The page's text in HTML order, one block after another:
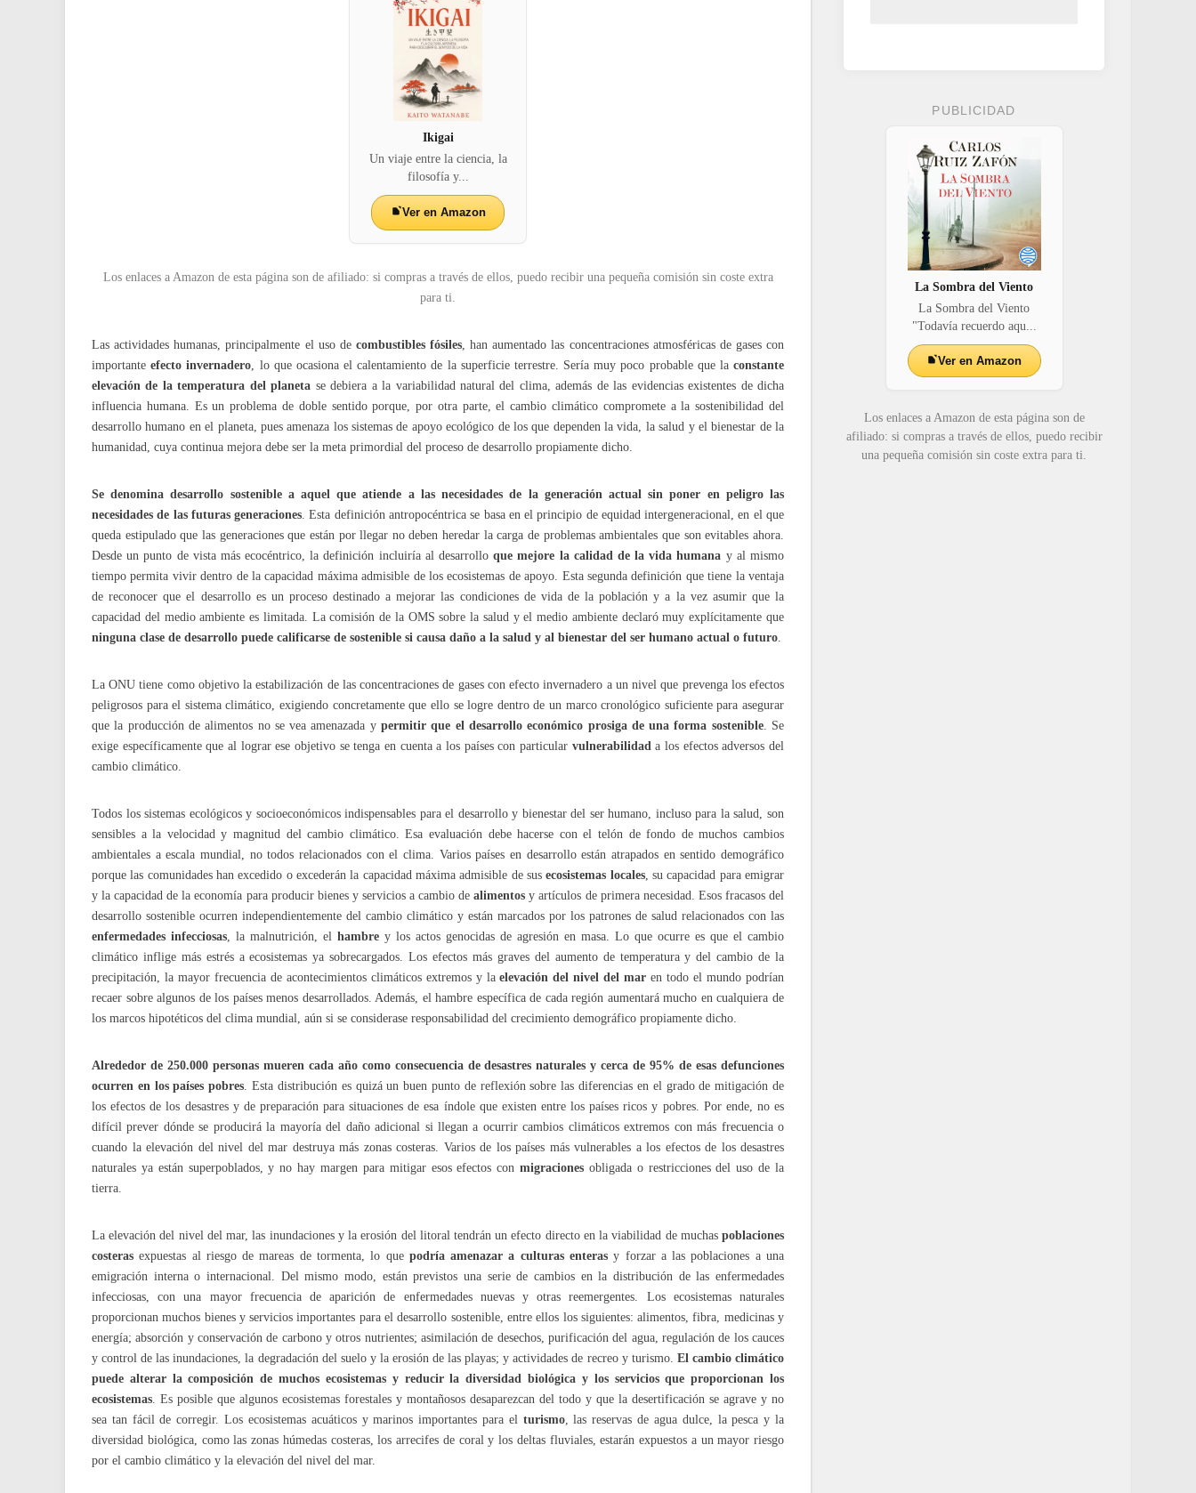
Ikigai
Un viaje entre la ciencia, la
filosofía y...
Ver en Amazon
Los enlaces a Amazon de esta página son de afiliado: si compras a través de ellos, puedo recibir una pequeña comisión sin coste extra
para ti.
Las actividades humanas, principalmente el uso de combustibles fósiles, han aumentado las concentraciones atmosféricas de gases con
importanteefecto invernadero, lo que ocasiona el calentamiento de la superficie terrestre. Sería muy poco probable que laconstante
elevación de la temperatura del planeta se debiera a la variabilidad natural del clima, además de las evidencias existentes de dicha
influencia humana. Es un problema de doble sentido porque, por otra parte, el cambio climático compromete a la sostenibilidad del
desarrollo humano en el planeta, pues amenaza los sistemas de apoyo ecológico de los que dependen la vida, la salud y el bienestar de la
humanidad, cuya continua mejora debe ser la meta primordial del proceso de desarrollo propiamente dicho.
Se denomina desarrollo sostenible a aquel que atiende a las necesidades de la generación actual sin poner en peligro las
necesidades de las futuras generaciones. Esta definición antropocéntrica se basa en el principio de equidad intergeneracional, en el que
queda estipulado que las generaciones que están por llegar no deben heredar la carga de problemas ambientales que son evitables ahora.
Desde un punto de vista más ecocéntrico, la definición incluiría al desarrolloque mejore la calidad de la vida humana y al mismo
tiempo permita vivir dentro de la capacidad máxima admisible de los ecosistemas de apoyo. Esta segunda definición que tiene la ventaja
de reconocer que el desarrollo es un proceso destinado a mejorar las condiciones de vida de la población y a la vez asumir que la
capacidad del medio ambiente es limitada. La comisión de la OMS sobre la salud y el medio ambiente declaró muy explícitamente que
ninguna clase de desarrollo puede calificarse de sostenible si causa daño a la salud y al bienestar del ser humano actual o futuro.
La ONU tiene como objetivo la estabilización de las concentraciones de gases con efecto invernadero a un nivel que prevenga los efectos
peligrosos para el sistema climático, exigiendo concretamente que ello se logre dentro de un marco cronológico suficiente para asegurar
que la producción de alimentos no se vea amenazada y permitir que el desarrollo económico prosiga de una forma sostenible. Se
exige específicamente que al lograr ese objetivo se tenga en cuenta a los países con particular vulnerabilidada los efectos adversos del
cambio climático.
Todos los sistemas ecológicos y socioeconómicos indispensables para el desarrollo y bienestar del ser humano, incluso para la salud, son
sensibles a la velocidad y magnitud del cambio climático. Esa evaluación debe hacerse con el telón de fondo de muchos cambios
ambientales a escala mundial, no todos relacionados con el clima. Varios países en desarrollo están atrapados en sentido demográfico
porque las comunidades han excedido o excederán la capacidad máxima admisible de susecosistemas locales, su capacidad para emigrar
y la capacidad de la economía para producir bienes y servicios a cambio dealimentos y artículos de primera necesidad. Esos fracasos del
desarrollo sostenible ocurren independientemente del cambio climático y están marcados por los patrones de salud relacionados con las
enfermedades infecciosas, la malnutrición, el hambre y los actos genocidas de agresión en masa. Lo que ocurre es que el cambio
climático inflige más estrés a ecosistemas ya sobrecargados. Los efectos más graves del aumento de temperatura y del cambio de la
precipitación, la mayor frecuencia de acontecimientos climáticos extremos y laelevación del nivel del mar en todo el mundo podrían
recaer sobre algunos de los países menos desarrollados. Además, el hambre específica de cada región aumentará mucho en cualquiera de
los marcos hipotéticos del clima mundial, aún si se considerase responsabilidad del crecimiento demográfico propiamente dicho.
Alrededor de 250.000 personas mueren cada año como consecuencia de desastres naturales y cerca de 95% de esas defunciones
ocurren en los países pobres. Esta distribución es quizá un buen punto de reflexión sobre las diferencias en el grado de mitigación de
los efectos de los desastres y de preparación para situaciones de esa índole que existen entre los países ricos y pobres. Por ende, no es
difícil prever dónde se producirá la mayoría del daño adicional si llegan a ocurrir cambios climáticos extremos con más frecuencia o
cuando la elevación del nivel del mar destruya más zonas costeras. Varios de los países más vulnerables a los efectos de los desastres
naturales ya están superpoblados, y no hay margen para mitigar esos efectos conmigraciones obligada o restricciones del uso de la
tierra.
La elevación del nivel del mar, las inundaciones y la erosión del litoral tendrán un efecto directo en la viabilidad de muchas poblaciones
costeras expuestas al riesgo de mareas de tormenta, lo que podría amenazar a culturas enteras y forzar a las poblaciones a una
emigración interna o internacional. Del mismo modo, están previstos una serie de cambios en la distribución de las enfermedades
infecciosas, con una mayor frecuencia de aparición de enfermedades nuevas y otras reemergentes. Los ecosistemas naturales
proporcionan muchos bienes y servicios importantes para el desarrollo sostenible, entre ellos los siguientes: alimentos, fibra, medicinas y
energía; absorción y conservación de carbono y otros nutrientes; asimilación de desechos, purificación del agua, regulación de los cauces
y control de las inundaciones, la degradación del suelo y la erosión de las playas; y actividades de recreo y turismo. El cambio climático
puede alterar la composición de muchos ecosistemas y reducir la diversidad biológica y los servicios que proporcionan los
ecosistemas. Es posible que algunos ecosistemas forestales y montañosos desaparezcan del todo y que la desertificación se agrave y no
sea tan fácil de corregir. Los ecosistemas acuáticos y marinos importantes para el turismo, las reservas de agua dulce, la pesca y la
diversidad biológica, como las zonas húmedas costeras, los arrecifes de coral y los deltas fluviales, estarán expuestos a un mayor riesgo
por el cambio climático y la elevación del nivel del mar.
PUBLICIDAD
La Sombra del Viento
La Sombra del Viento
"Todavía recuerdo aqu...
Ver en Amazon
Los enlaces a Amazon de esta página son de
afiliado: si compras a través de ellos, puedo recibir
una pequeña comisión sin coste extra para ti.